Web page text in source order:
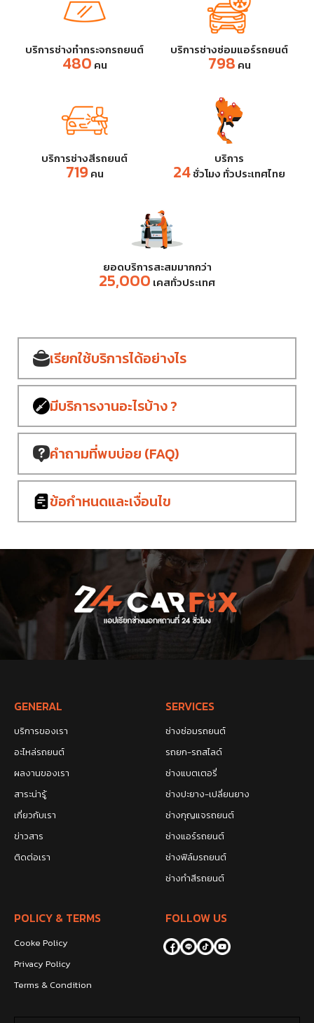
บริการช่างทำกระจกรถยนต์
480 คน
บริการช่างซ่อมแอร์รถยนต์
798 คน
บริการช่างสีรถยนต์
719 คน
บริการ
24ชั่วโมง ทั่วประเทศไทย
ยอดบริการสะสมมากกว่า
25,000 เคสทั่วประเทศ
เรียกใช้บริการได้อย่างไร
มีบริการงานอะไรบ้าง ?
คำถามที่พบบ่อย (FAQ)
ข้อกำหนดและเงื่อนไข
GENERAL
บริการของเรา
อะไหล่รถยนต์
ผลงานของเรา
สาระน่ารู้
เกี่ยวกับเรา
ข่าวสาร
ติดต่อเรา
SERVICES
ช่างซ่อมรถยนต์
รถยก-รถสไลด์
ช่างแบตเตอรี่
ช่างปะยาง-เปลี่ยนยาง
ช่างกุญแจรถยนต์
ช่างแอร์รถยนต์
ช่างฟิล์มรถยนต์
ช่างทำสีรถยนต์
POLICY & TERMS
Cooke Policy
Privacy Policy
Terms & Condition
FOLLOW US